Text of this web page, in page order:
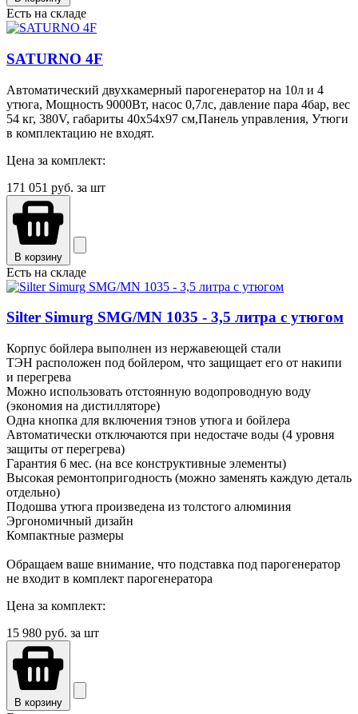
Есть на складе
SATURNO 4F
Автоматический двухкамерный парогенератор на 10л и 4
утюга, Мощность 9000Вт, насос 0,7лс, давление пара 4бар, вес
54 кг, 380V, габариты 40х54х97 см,Панель управления, Утюги
в комплектацию не входят.
Цена за комплект:
171 051 руб. за шт
В корзину
Есть на складе
Silter Simurg SMG/MN 1035 - 3,5 литра c утюгом
Корпус бойлера выполнен из нержавеющей стали
ТЭН расположен под бойлером, что защищает его от накипи
и перегрева
Можно использовать отстоянную водопроводную воду
(экономия на дистилляторе)
Одна кнопка для включения тэнов утюга и бойлера
Автоматически отключаются при недостаче воды (4 уровня
защиты от перегрева)
Гарантия 6 мес. (на все конструктивные элементы)
Высокая ремонтопригодность (можно заменять каждую деталь
отдельно)
Подошва утюга произведена из толстого алюминия
Эргономичный дизайн
Компактные размеры
Обращаем ваше внимание, что подставка под парогенератор
не входит в комплект парогенератора
Цена за комплект:
15 980 руб. за шт
В корзину